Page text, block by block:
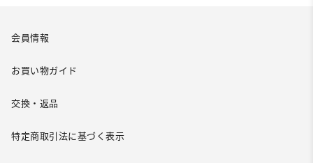
会員情報
お買い物ガイド
交換・返品
特定商取引法に基づく表示